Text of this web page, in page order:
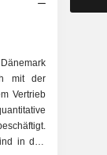
mit der
Vertrieb
in drei